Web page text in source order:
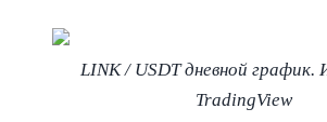
LINK / USDT дневной график.
TradingView